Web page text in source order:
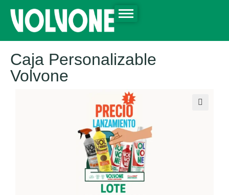
Caja Personalizable
Volvone